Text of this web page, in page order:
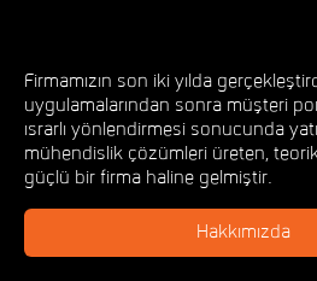
Firmamızın son iki yılda
uygulamalarından sonra müşteri
ısrarlı yönlendirmesi sonucunda
mühendislik çözümleri üreten,
güçlü bir firma haline gelmiştir.
Hakkımızda